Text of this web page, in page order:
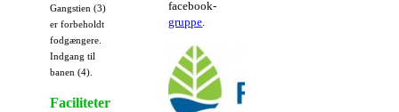
Gangstien (3)
er forbeholdt
fodgængere.
Indgang til
banen (4).
Faciliteter
facebook-
gruppe